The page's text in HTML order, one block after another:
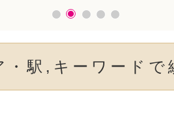
・駅,キーワードで